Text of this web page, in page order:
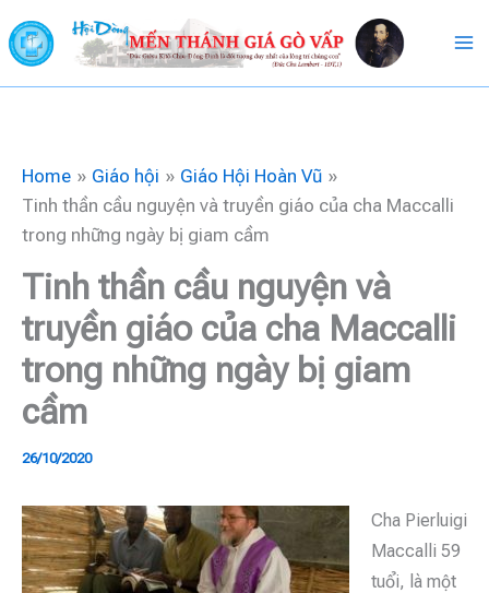
to
content
Home Giáo hội
Giáo Hội Hoàn Vũ
Tinh thần cầu nguyện và truyền giáo của cha Maccalli
trong những ngày bị giam cầm
Tinh thần cầu nguyện và
truyền giáo của cha Maccalli
trong những ngày bị giam
cầm
26/10/2020
Cha Pierluigi
Maccalli 59
tuổi, là một